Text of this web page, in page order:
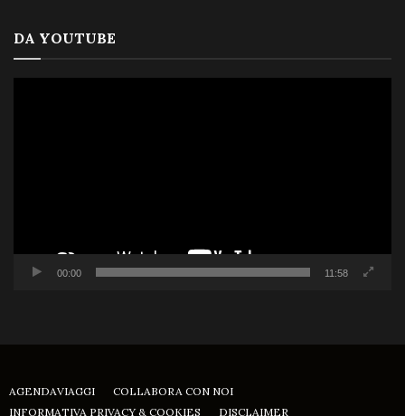
DA YOUTUBE
00:00 11:58
AGENDAVIAGGI
COLLABORA CON NOI
INFORMATIVA PRIVACY & COOKIES
DISCLAIMER